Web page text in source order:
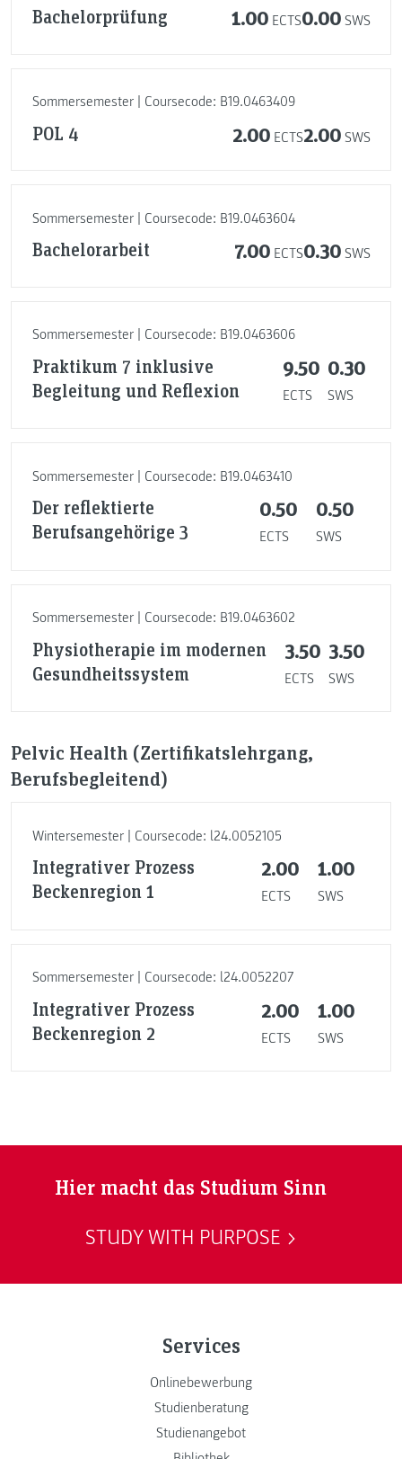
Bachelorprüfung 1.00 ECTS0.00 SWS
Sommersemester | Coursecode: B19.0463409
POL 4 2.00 ECTS2.00 SWS
Sommersemester | Coursecode: B19.0463604
Bachelorarbeit 7.00 ECTS0.30 SWS
Sommersemester | Coursecode: B19.0463606
Praktikum 7 inklusive
Begleitung und Reflexion
9.50
ECTS
0.30
SWS
Sommersemester | Coursecode: B19.0463410
Der reflektierte
Berufsangehörige 3
0.50
ECTS
0.50
SWS
Sommersemester | Coursecode: B19.0463602
Physiotherapie im modernen
Gesundheitssystem
3.50
ECTS
3.50
SWS
Pelvic Health (Zertifikatslehrgang,
Berufsbegleitend)
Wintersemester | Coursecode: l24.0052105
Integrativer Prozess
Beckenregion 1
2.00
ECTS
1.00
SWS
Sommersemester | Coursecode: l24.0052207
Integrativer Prozess
Beckenregion 2
2.00
ECTS
1.00
SWS
Hier macht das Studium Sinn
STUDY WITH PURPOSE
Services
Onlinebewerbung
Studienberatung
Studienangebot